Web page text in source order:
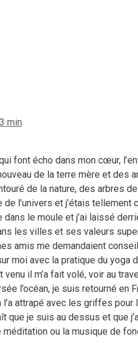
min
font écho dans mon cœur,
de la terre mère et des
de la nature, des arbres
de l’univers et j’étais
dans le moule et j’ai laissé
les villes et ses valeurs
amis me demandaient
moi avec la pratique du
venu il m’a fait volé, voir au
l’océan, je suis retourné
l’a attrapé avec les griffes
que je suis au dessus et que
méditation ou la musique de